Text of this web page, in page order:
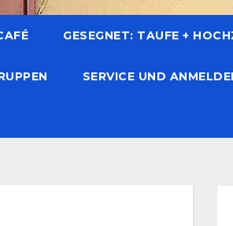
GESEGNET: TAUFE +
SERVICE UND